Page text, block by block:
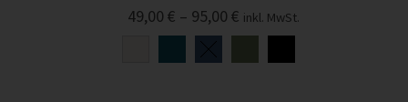
49,00 € – 95,00 € inkl. MwSt.